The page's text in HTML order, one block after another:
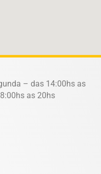
– das 14:00hs as
as 20hs